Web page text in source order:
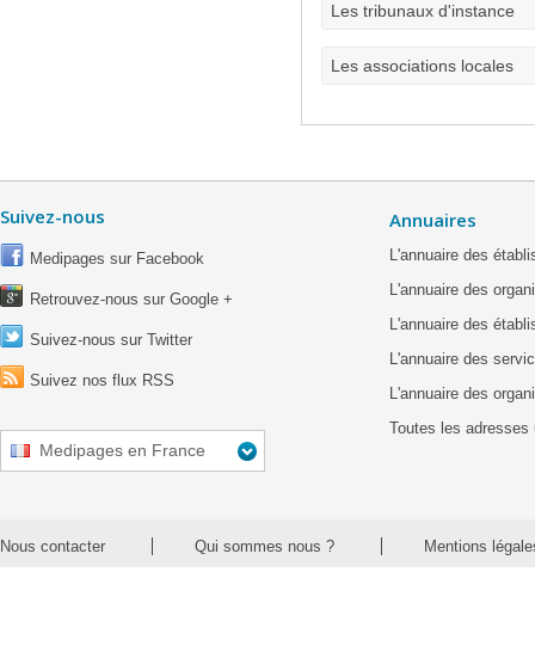
Les tribunaux d'instance
Les associations locales
Suivez-nous
Medipages sur Facebook
Retrouvez-nous sur Google +
Suivez-nous sur Twitter
Suivez nos flux RSS
Medipages en France
Annuaires
L'annuaire des
L'annuaire des
L'annuaire des
L'annuaire des
L'annuaire des
Toutes les adresses
Nous contacter Qui sommes nous ? Mentions